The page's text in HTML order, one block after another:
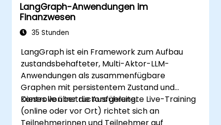
LangGraph-Anwendungen im
Finanzwesen
35 Stunden
LangGraph ist ein Framework zum Aufbau
zustandsbehafteter, Multi-Aktor-LLM-
Anwendungen als zusammenfügbare
Graphen mit persistentem Zustand und
Kontrolle über die Ausführung.
Dieses von Instructors geleitete Live-Training
(online oder vor Ort) richtet sich an
Teilnehmerinnen und Teilnehmer auf